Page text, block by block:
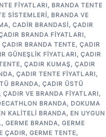
FIYATLARI, BRANDA TENTE
SISTEMLERI, BRANDA VE
, CADIR BRANDASI, ÇADIR
BRANDA FIYATLARI,
ÇADIR BRANDA TENTE, ÇADIR
GÜNEŞLIK FIYATLARI, ÇADIR
, ÇADIR KUMAŞ, ÇADIR
, ÇADIR TENTE FIYATLARI,
BRANDA, ÇADIR ÜSTÜ
, ÇADIR VE BRANDA FIYATLARI,
BRANDA, DOKUMA
KALITELI BRANDA, EN UYGUN
, GERME BRANDA, GERME
ÇADIR, GERME TENTE,